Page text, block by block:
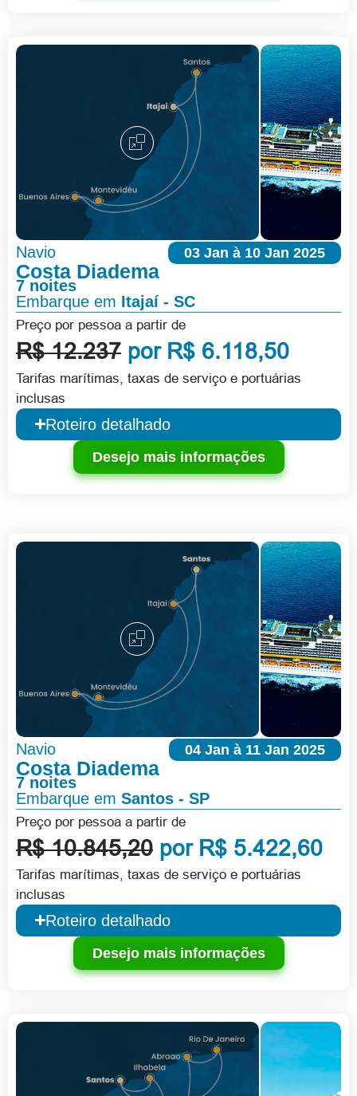
Navio 03 Jan à 10 Jan 2025
Costa Diadema
7 noites
Embarque em Itajaí - SC
Preço por pessoa a partir de
R$ 12.237 por R$ 6.118,50
Tarifas marítimas, taxas de serviço e portuárias
inclusas
Roteiro detalhado
Desejo mais informações
Navio 04 Jan à 11 Jan 2025
Costa Diadema
7 noites
Embarque em Santos - SP
Preço por pessoa a partir de
R$ 10.845,20 por R$ 5.422,60
Tarifas marítimas, taxas de serviço e portuárias
inclusas
Roteiro detalhado
Desejo mais informações